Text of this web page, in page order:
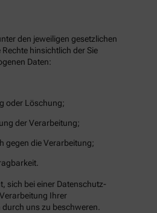
den jeweiligen gesetzlichen
hinsichtlich der Sie
Daten:
oder Löschung;
der Verarbeitung;
gegen die Verarbeitung;
sich bei einer Datenschutz-
Ihrer
uns zu beschweren.